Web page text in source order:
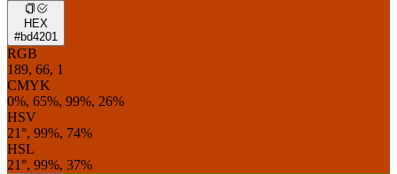
HEX
#bd4201
RGB
189, 66, 1
CMYK
0%, 65%, 99%, 26%
HSV
21°, 99%, 74%
HSL
21°, 99%, 37%